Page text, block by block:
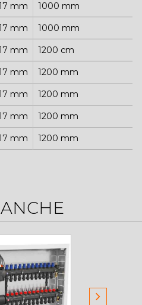
mm 1000 mm
mm 1000 mm
mm 1200 cm
mm 1200 mm
mm 1200 mm
mm 1200 mm
mm 1200 mm